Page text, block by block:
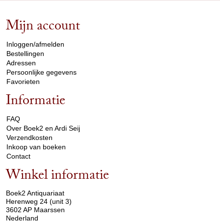
Mijn account
Inloggen/afmelden
Bestellingen
Adressen
Persoonlijke gegevens
Favorieten
Informatie
FAQ
Over Boek2 en Ardi Seij
Verzendkosten
Inkoop van boeken
Contact
Winkel informatie
Boek2 Antiquariaat
Herenweg 24 (unit 3)
3602 AP Maarssen
Nederland